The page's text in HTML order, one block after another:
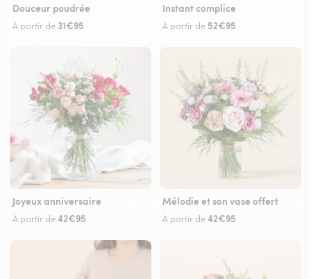
Douceur poudrée
À partir de 31€95
Instant complice
À partir de 52€95
Joyeux anniversaire
À partir de42€95
Mélodie et son vase offert
À partir de42€95